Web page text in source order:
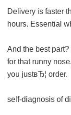
Delivery is faster
hours. Essential
And the best
for that runny
you justвЂ¦ order.
self-diagnosis of